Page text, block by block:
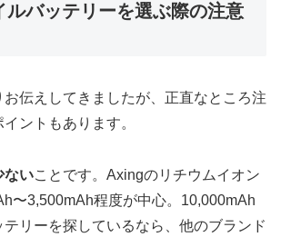
バッテリーを選ぶ際の注意
お伝えしてきましたが、正直なところ注
ントもあります。
ないことです。Axingのリチウムイオン
〜3,500mAh程度が中心。10,000mAh
テリーを探しているなら、他のブランド